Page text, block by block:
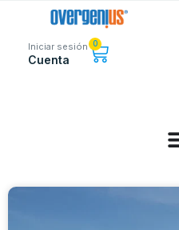
Iniciar sesión
Cuenta
0